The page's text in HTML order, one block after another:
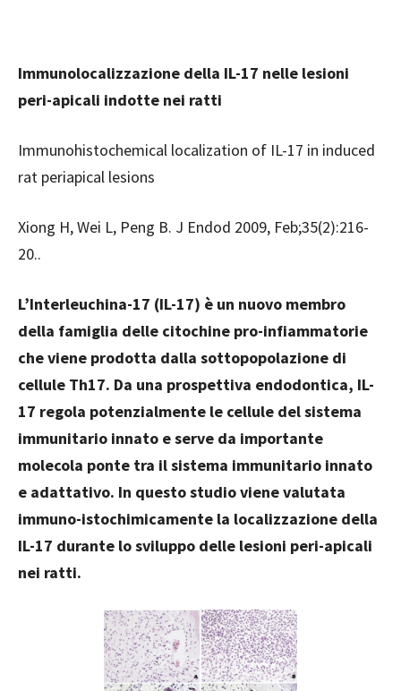
Immunolocalizzazione della IL-17 nelle lesioni
peri-apicali indotte nei ratti
Immunohistochemical localization of IL-17 in induced
rat periapical lesions
Xiong H, Wei L, Peng B. J Endod 2009, Feb;35(2):216-
20..
L’Interleuchina-17 (IL-17) è un nuovo membro
della famiglia delle citochine pro-infiammatorie
che viene prodotta dalla sottopopolazione di
cellule Th17. Da una prospettiva endodontica, IL-
17 regola potenzialmente le cellule del sistema
immunitario innato e serve da importante
molecola ponte tra il sistema immunitario innato
e adattativo. In questo studio viene valutata
immuno-istochimicamente la localizzazione della
IL-17 durante lo sviluppo delle lesioni peri-apicali
nei ratti.